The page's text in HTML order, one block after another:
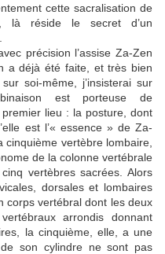
cette sacralisation de
là réside le secret d’un
précision l’assise Za-Zen
a déjà été faite, et très bien
soi-même, j’insisterai sur
est porteuse de
lieu : la posture, dont
est l’« essence » de Za-
vertèbre lombaire,
de la colonne vertébrale
vertèbres sacrées. Alors
dorsales et lombaires
corps vertébral dont les deux
arrondis donnant
la cinquième, elle, a une
son cylindre ne sont pas